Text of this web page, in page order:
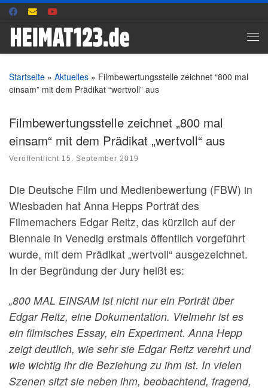
Zum Inhalt springen
Startseite » Aktuelles » Filmbewertungsstelle zeichnet “800 mal
einsam” mit dem Prädikat “wertvoll” aus
Filmbewertungsstelle zeichnet „800 mal
einsam“ mit dem Prädikat „wertvoll“ aus
Veröffentlicht 15. September 2019
Die Deutsche Film und Medienbewertung (FBW) in
Wiesbaden hat Anna Hepps Porträt des
Filmemachers Edgar Reitz, das kürzlich auf der
Biennale in Venedig erstmals öffentlich vorgeführt
wurde, mit dem Prädikat „wertvoll“ ausgezeichnet.
In der Begründung der Jury heißt es:
„800 MAL EINSAM ist nicht nur ein Porträt über
Edgar Reitz, eine Dokumentation. Vielmehr ist es
ein filmisches Essay, ein Experiment. Anna Hepp
zeigt deutlich, wie sehr sie Edgar Reitz verehrt und
wie wichtig ihr die Beziehung zu ihm ist. In vielen
Szenen sitzt sie neben ihm, beobachtend, fragend,